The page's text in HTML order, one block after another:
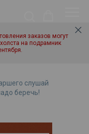
заказов могут
на подрамник
слушай
беречь!